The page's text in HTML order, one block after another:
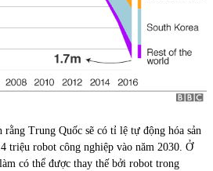
rằng Trung Quốc sẽ có tỉ lệ tự động hóa sản
triệu robot công nghiệp vào năm 2030. Ở
có thể được thay thế bởi robot trong